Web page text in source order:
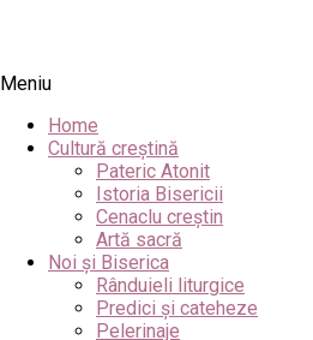
Meniu
Home
Cultură creștină
Pateric Atonit
Istoria Bisericii
Cenaclu creștin
Artă sacră
Noi și Biserica
Rânduieli liturgice
Predici și cateheze
Pelerinaje